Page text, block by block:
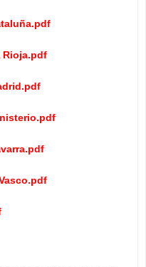
Rioja.pdf